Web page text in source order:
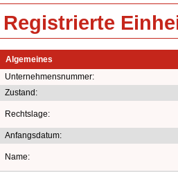
Registrierte
Algemeines
Unternehmensnummer:
Zustand:
Rechtslage:
Anfangsdatum:
Name: